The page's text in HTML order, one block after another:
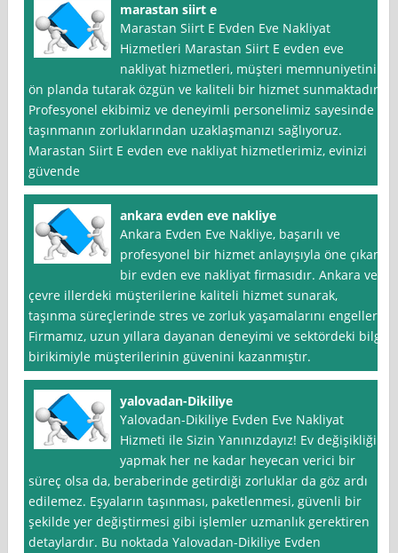
marastan siirt e
Marastan Siirt E Evden Eve Nakliyat
Hizmetleri Marastan Siirt E evden eve
nakliyat hizmetleri, müşteri memnuniyetini
ön planda tutarak özgün ve kaliteli bir hizmet sunmaktadır.
Profesyonel ekibimiz ve deneyimli personelimiz sayesinde
taşınmanın zorluklarından uzaklaşmanızı sağlıyoruz.
Marastan Siirt E evden eve nakliyat hizmetlerimiz, evinizi
güvende
ankara evden eve nakliye
Ankara Evden Eve Nakliye, başarılı ve
profesyonel bir hizmet anlayışıyla öne çıkan
bir evden eve nakliyat firmasıdır. Ankara ve
çevre illerdeki müşterilerine kaliteli hizmet sunarak,
taşınma süreçlerinde stres ve zorluk yaşamalarını engeller.
Firmamız, uzun yıllara dayanan deneyimi ve sektördeki bilgi
birikimiyle müşterilerinin güvenini kazanmıştır.
yalovadan-Dikiliye
Yalovadan-Dikiliye Evden Eve Nakliyat
Hizmeti ile Sizin Yanınızdayız! Ev değişikliği
yapmak her ne kadar heyecan verici bir
süreç olsa da, beraberinde getirdiği zorluklar da göz ardı
edilemez. Eşyaların taşınması, paketlenmesi, güvenli bir
şekilde yer değiştirmesi gibi işlemler uzmanlık gerektiren
detaylardır. Bu noktada Yalovadan-Dikiliye Evden